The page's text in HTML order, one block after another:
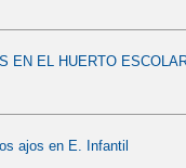
EN EL HUERTO
ajos en E. Infantil